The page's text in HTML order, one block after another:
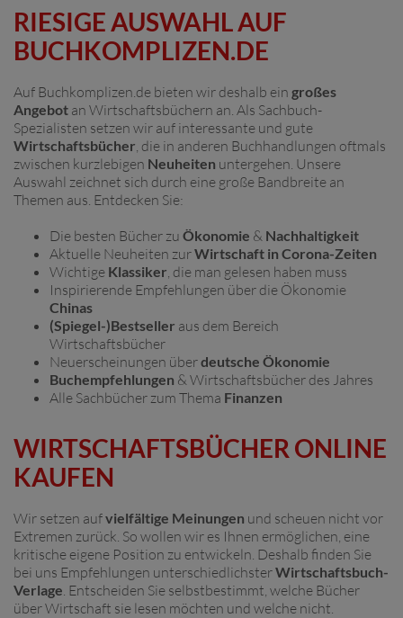
RIESIGE AUSWAHL AUF
BUCHKOMPLIZEN.DE
Auf Buchkomplizen.de bieten wir deshalb ein großes
Angebot an Wirtschaftsbüchern an. Als Sachbuch-
Spezialisten setzen wir auf interessante und gute
Wirtschaftsbücher , die in anderen Buchhandlungen oftmals
zwischen kurzlebigen Neuheiten untergehen. Unsere
Auswahl zeichnet sich durch eine große Bandbreite an
Themen aus. Entdecken Sie:
Die besten Bücher zu Ökonomie & Nachhaltigkeit
Aktuelle Neuheiten zurWirtschaft in Corona-Zeiten
Wichtige Klassiker , die man gelesen haben muss
Inspirierende Empfehlungen über die Ökonomie
Chinas
(Spiegel-)Bestseller aus dem Bereich
Wirtschaftsbücher
Neuerscheinungen überdeutsche Ökonomie
Buchempfehlungen & Wirtschaftsbücher des Jahres
Alle Sachbücher zum Thema Finanzen
WIRTSCHAFTSBÜCHER ONLINE
KAUFEN
Wir setzen aufvielfältige Meinungen und scheuen nicht vor
Extremen zurück. So wollen wir es Ihnen ermöglichen, eine
kritische eigene Position zu entwickeln. Deshalb finden Sie
bei uns Empfehlungen unterschiedlichsterWirtschaftsbuch-
Verlage . Entscheiden Sie selbstbestimmt, welche Bücher
über Wirtschaft sie lesen möchten und welche nicht.